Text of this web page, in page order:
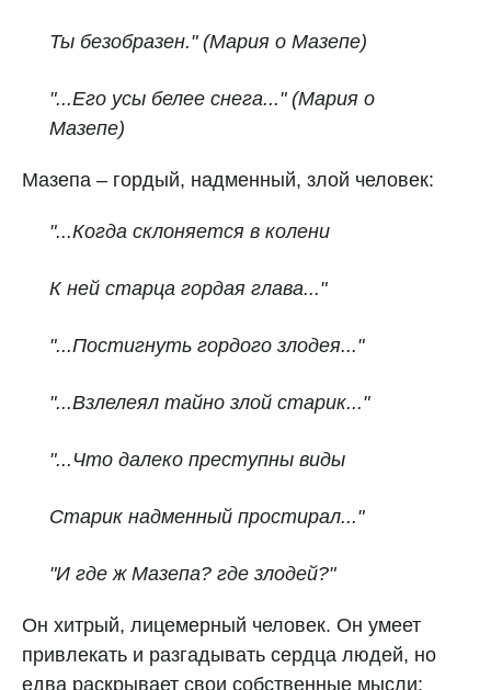
Ты безобразен." (Мария о Мазепе)
"...Его усы белее снега..." (Мария о
Мазепе)
Мазепа – гордый, надменный, злой человек:
"...Когда склоняется в колени
К ней старца гордая глава..."
"...Постигнуть гордого злодея..."
"...Взлелеял тайно злой старик..."
"...Что далеко преступны виды
Старик надменный простирал..."
"И где ж Мазепа? где злодей?"
Он хитрый, лицемерный человек. Он умеет
привлекать и разгадывать сердца людей, но
едва раскрывает свои собственные мысли: